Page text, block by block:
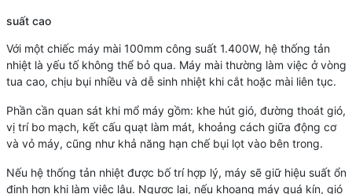
suất cao
Với một chiếc máy mài 100mm công suất 1.400W, hệ thống tản
nhiệt là yếu tố không thể bỏ qua. Máy mài thường làm việc ở vòng
tua cao, chịu bụi nhiều và dễ sinh nhiệt khi cắt hoặc mài liên tục.
Phần cần quan sát khi mổ máy gồm: khe hút gió, đường thoát gió,
vị trí bo mạch, kết cấu quạt làm mát, khoảng cách giữa động cơ
và vỏ máy, cũng như khả năng hạn chế bụi lọt vào bên trong.
Nếu hệ thống tản nhiệt được bố trí hợp lý, máy sẽ giữ hiệu suất ổn
định hơn khi làm việc lâu. Ngược lại, nếu khoang máy quá kín, gió